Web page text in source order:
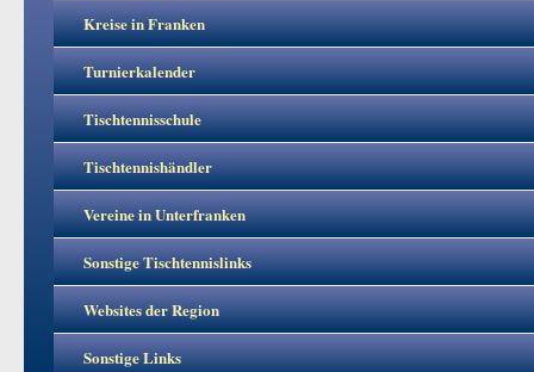
Kreise in Franken
Turnierkalender
Tischtennisschule
Tischtennishändler
Vereine in Unterfranken
Sonstige Tischtennislinks
Websites der Region
Sonstige Links